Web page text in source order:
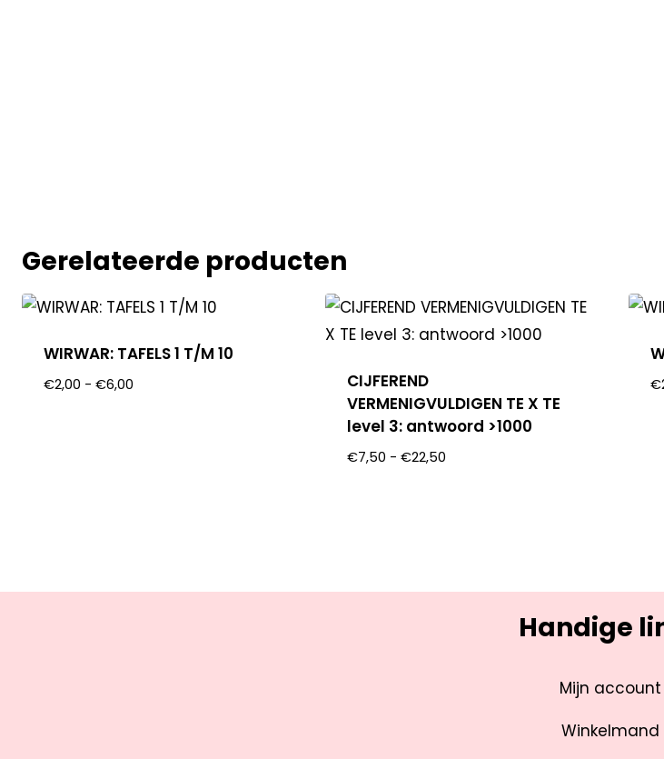
Gerelateerde producten
WIRWAR: TAFELS 1 T/M 10
€2,00 - €6,00
CIJFEREND
VERMENIGVULDIGEN TE X TE
level 3: antwoord >1000
€7,50 - €22,50
€
Handige
Mijn account
Winkelmand